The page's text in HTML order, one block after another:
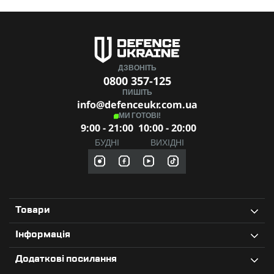
ДЗВОНІТЬ
0800 357-125
ПИШІТЬ
info@defenceukr.com.ua
МИ ГОТОВІ!
9:00 - 21:00
БУДНІ
10:00 - 20:00
ВИХІДНІ
Товари
Інформація
Додаткові посилання